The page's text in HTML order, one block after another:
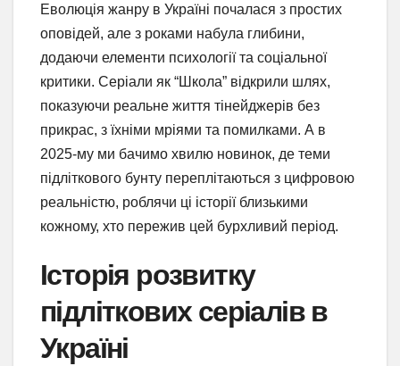
Еволюція жанру в Україні почалася з простих
оповідей, але з роками набула глибини,
додаючи елементи психології та соціальної
критики. Серіали як “Школа” відкрили шлях,
показуючи реальне життя тінейджерів без
прикрас, з їхніми мріями та помилками. А в
2025-му ми бачимо хвилю новинок, де теми
підліткового бунту переплітаються з цифровою
реальністю, роблячи ці історії близькими
кожному, хто пережив цей бурхливий період.
Історія розвитку
підліткових серіалів в
Україні